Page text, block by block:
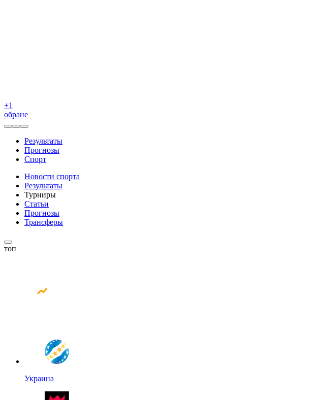
+1
обране
Результаты
Прогнозы
Спорт
Новости спорта
Результаты
Турниры
Статьи
Прогнозы
Трансферы
топ
Украина